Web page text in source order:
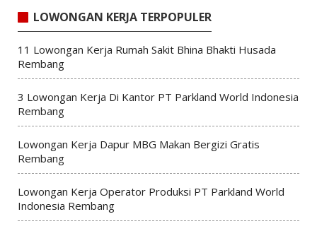
LOWONGAN KERJA TERPOPULER
11 Lowongan Kerja Rumah Sakit Bhina Bhakti Husada
Rembang
3 Lowongan Kerja Di Kantor PT Parkland World Indonesia
Rembang
Lowongan Kerja Dapur MBG Makan Bergizi Gratis
Rembang
Lowongan Kerja Operator Produksi PT Parkland World
Indonesia Rembang